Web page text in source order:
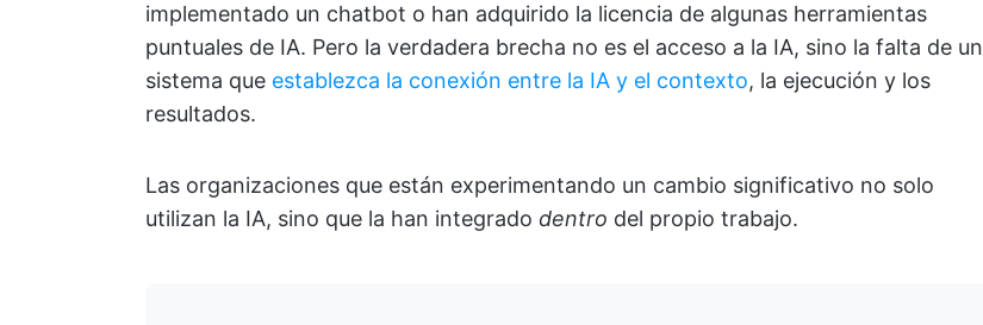
implementado un chatbot o han adquirido la licencia de algunas herramientas
puntuales de IA. Pero la verdadera brecha no es el acceso a la IA, sino la falta de un
sistema que establezca la conexión entre la IA y el contexto, la ejecución y los
resultados.
Las organizaciones que están experimentando un cambio significativo no solo
utilizan la IA, sino que la han integrado dentro del propio trabajo.